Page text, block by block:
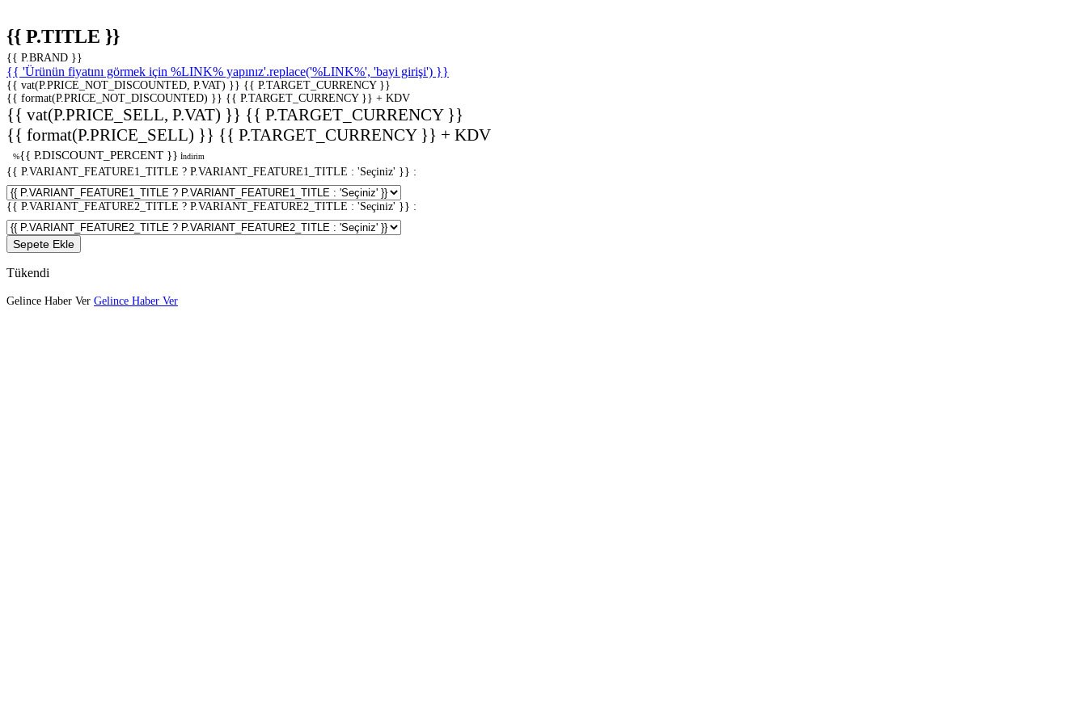
{{ P.TITLE }}
{{ P.BRAND }}
{{ 'Ürünün fiyatını görmek için %LINK% yapınız'.replace('%LINK%', 'bayi girişi') }}
{{ vat(P.PRICE_NOT_DISCOUNTED, P.VAT) }} {{ P.TARGET_CURRENCY }}
{{ format(P.PRICE_NOT_DISCOUNTED) }} {{ P.TARGET_CURRENCY }} + KDV
{{ vat(P.PRICE_SELL, P.VAT) }} {{ P.TARGET_CURRENCY }}
{{ format(P.PRICE_SELL) }} {{ P.TARGET_CURRENCY }} + KDV
%{{ P.DISCOUNT_PERCENT }} İndirim
{{ P.VARIANT_FEATURE1_TITLE ? P.VARIANT_FEATURE1_TITLE : 'Seçiniz' }} :
{{ P.VARIANT_FEATURE2_TITLE ? P.VARIANT_FEATURE2_TITLE : 'Seçiniz' }} :
Sepete Ekle
Tükendi
Gelince Haber Ver Gelince Haber Ver